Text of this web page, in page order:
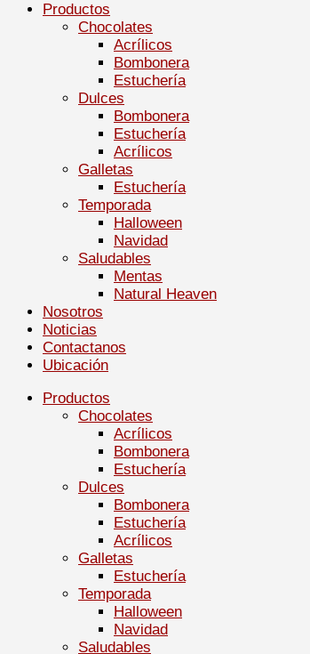
Productos
Chocolates
Acrílicos
Bombonera
Estuchería
Dulces
Bombonera
Estuchería
Acrílicos
Galletas
Estuchería
Temporada
Halloween
Navidad
Saludables
Mentas
Natural Heaven
Nosotros
Noticias
Contactanos
Ubicación
Productos
Chocolates
Acrílicos
Bombonera
Estuchería
Dulces
Bombonera
Estuchería
Acrílicos
Galletas
Estuchería
Temporada
Halloween
Navidad
Saludables